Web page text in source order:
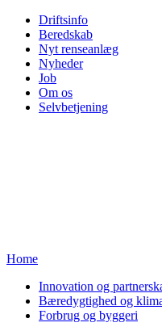
Driftsinfo
Beredskab
Nyt renseanlæg
Nyheder
Job
Om os
Selvbetjening
Home
Innovation og
Bæredygtighed og
Forbrug og byggeri